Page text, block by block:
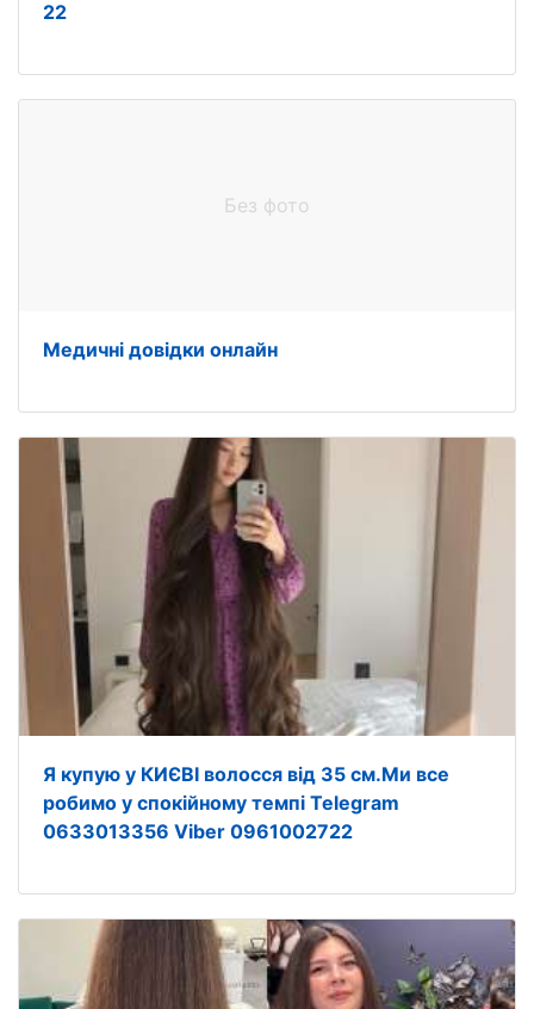
22
Без фото
Медичні довідки онлайн
Я купую у КИЄВІ волосся від 35 см.Ми все
робимо у спокійному темпі Telegram
0633013356 Viber 0961002722